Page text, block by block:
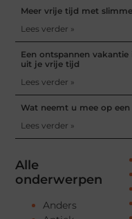
Alle
onderwerpen
Anders
Meer vrije tijd met
Lees verder »
Een ontspannen
uit je vrije tijd
Lees verder »
Wat neemt u mee op
Lees verder »